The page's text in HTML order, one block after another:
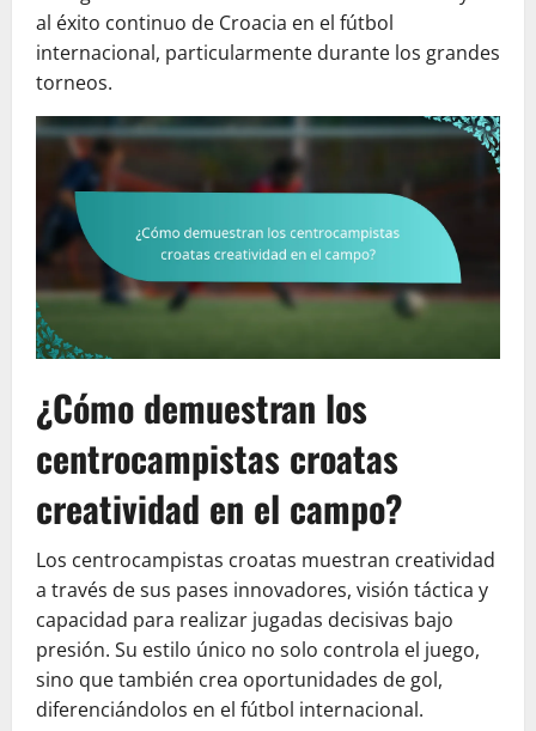
al éxito continuo de Croacia en el fútbol
internacional, particularmente durante los grandes
torneos.
¿Cómo demuestran los
centrocampistas croatas
creatividad en el campo?
Los centrocampistas croatas muestran creatividad
a través de sus pases innovadores, visión táctica y
capacidad para realizar jugadas decisivas bajo
presión. Su estilo único no solo controla el juego,
sino que también crea oportunidades de gol,
diferenciándolos en el fútbol internacional.